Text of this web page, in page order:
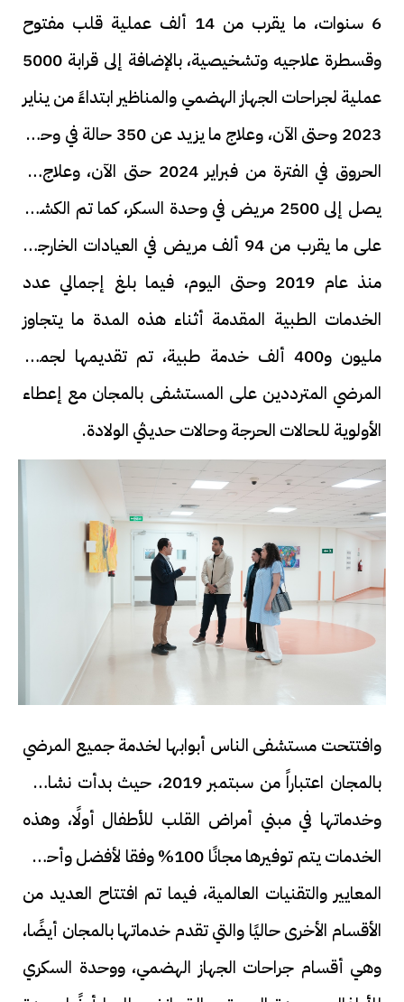
6 سنوات، ما يقرب من 14 ألف عملية قلب مفتوح
وقسطرة علاجيه وتشخيصية، بالإضافة إلى قرابة 5000
عملية لجراحات الجهاز الهضمي والمناظير ابتداءً من يناير
2023 وحتى الآن، وعلاج ما يزيد عن 350 حالة في وحدة
الحروق في الفترة من فبراير 2024 حتى الآن، وعلاج ما
يصل إلى 2500 مريض في وحدة السكر، كما تم الكشف
على ما يقرب من 94 ألف مريض في العيادات الخارجية
منذ عام 2019 وحتى اليوم، فيما بلغ إجمالي عدد
الخدمات الطبية المقدمة أثناء هذه المدة ما يتجاوز
مليون و400 ألف خدمة طبية، تم تقديمها لجميع
المرضي المترددين على المستشفى بالمجان مع إعطاء
الأولوية للحالات الحرجة وحالات حديثي الولادة.
وافتتحت مستشفى الناس أبوابها لخدمة جميع المرضي
بالمجان اعتباراً من سبتمبر 2019، حيث بدأت نشاطها
وخدماتها في مبني أمراض القلب للأطفال أولًا، وهذه
الخدمات يتم توفيرها مجانًا 100% وفقا لأفضل وأحدث
المعايير والتقنيات العالمية، فيما تم افتتاح العديد من
الأقسام الأخرى حاليًا والتي تقدم خدماتها بالمجان أيضًا،
وهي أقسام جراحات الجهاز الهضمي، ووحدة السكري